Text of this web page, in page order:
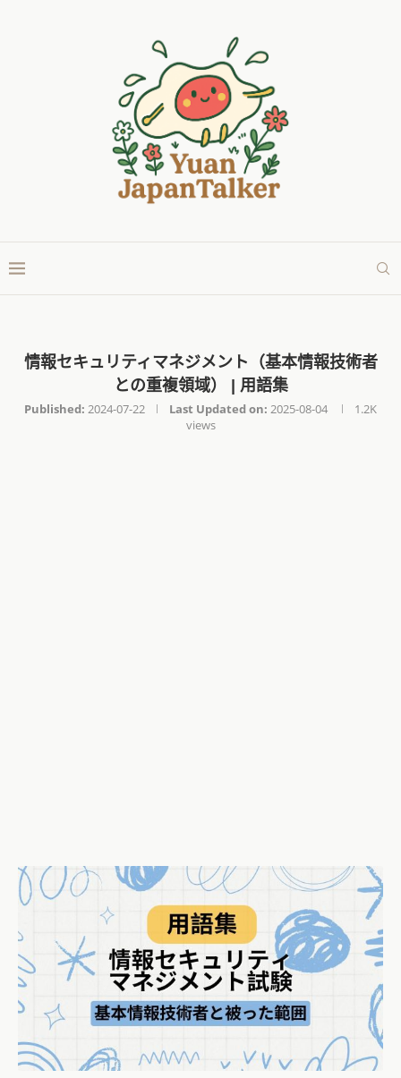
情報セキュリティマネジメント（基本情報技術者
との重複領域） | 用語集
Published: 2024-07-22 Last Updated on: 2025-08-04
1.2K
views